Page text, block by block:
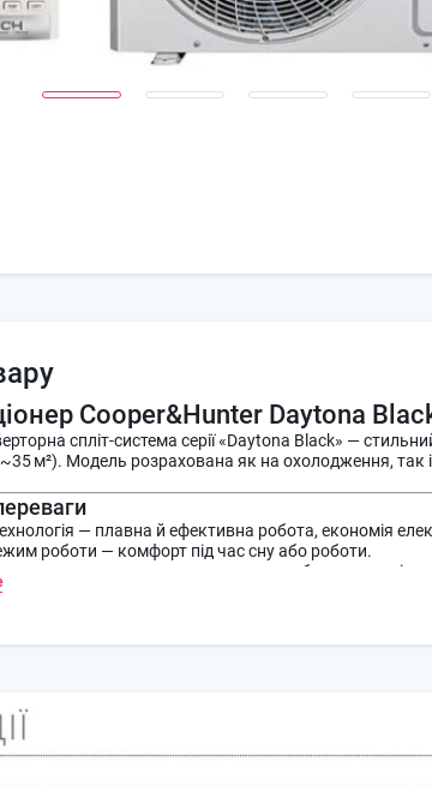
Cooper&Hunter Daytona
спліт‑система серії «Daytona Black» —
м²). Модель розрахована як на охолодження, так і
— плавна й ефективна робота, економія
роботи — комфорт під час сну або роботи.
— можете контролювати режим роботи
режими роботи — охолодження, обігрів, вентиляція,
площа:до ~35 м²